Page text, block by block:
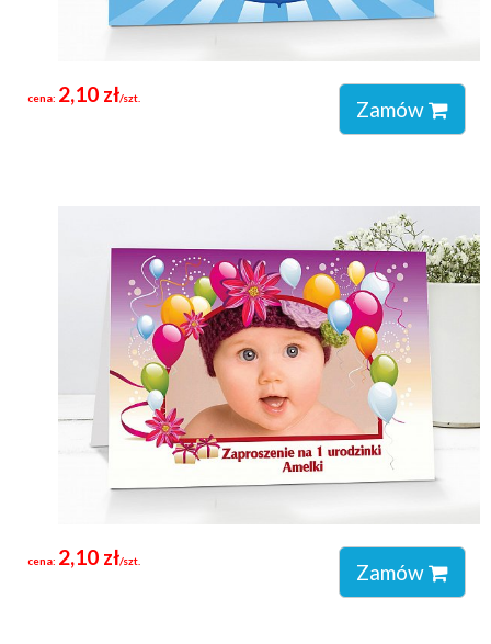
cena: 2,10 zł/szt. Zamów
cena: 2,10 zł/szt. Zamów